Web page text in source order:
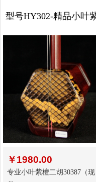
型号HY302-精品小叶
￥1980.00
专业小叶紫檀二胡30387（现